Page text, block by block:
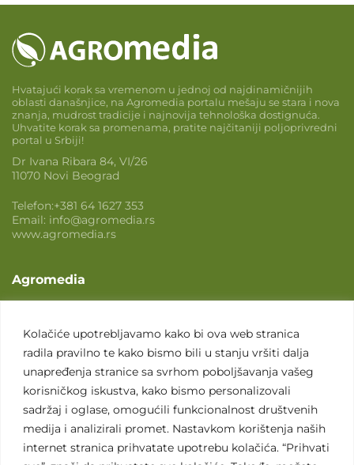
Kolačiće upotrebljavamo kako bi ova web stranica
radila pravilno te kako bismo bili u stanju vršiti dalja
unapređenja stranice sa svrhom poboljšavanja vašeg
korisničkog iskustva, kako bismo personalizovali
sadržaj i oglase, omogućili funkcionalnost društvenih
medija i analizirali promet. Nastavkom korištenja naših
internet stranica prihvatate upotrebu kolačića. “Prihvati
Hvatajući korak sa vremenom u jednoj od najdinamičnijih
oblasti današnjice, na Agromedia portalu mešaju se stara i nova
znanja, mudrost tradicije i najnovija tehnološka dostignuća.
Uhvatite korak sa promenama, pratite najčitaniji poljoprivredni
portal u Srbiji!
Dr Ivana Ribara 84, VI/26
11070 Novi Beograd
Telefon:+381 64 1627 353
Email: info@agromedia.rs
www.agromedia.rs
Agromedia
Svet poljoprivrede
Marketing usluge
Tražimo saradnike
Kontakt
Kontakt